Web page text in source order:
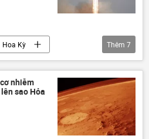
Hoa Kỳ
NASA
ISS
Thêm 7
nhiễm
sao Hỏa